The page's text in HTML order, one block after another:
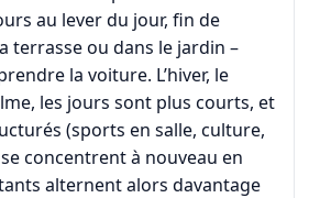
au lever du jour, fin de
terrasse ou dans le jardin –
la voiture. L’hiver, le
les jours sont plus courts, et
(sports en salle, culture,
concentrent à nouveau en
alternent alors davantage